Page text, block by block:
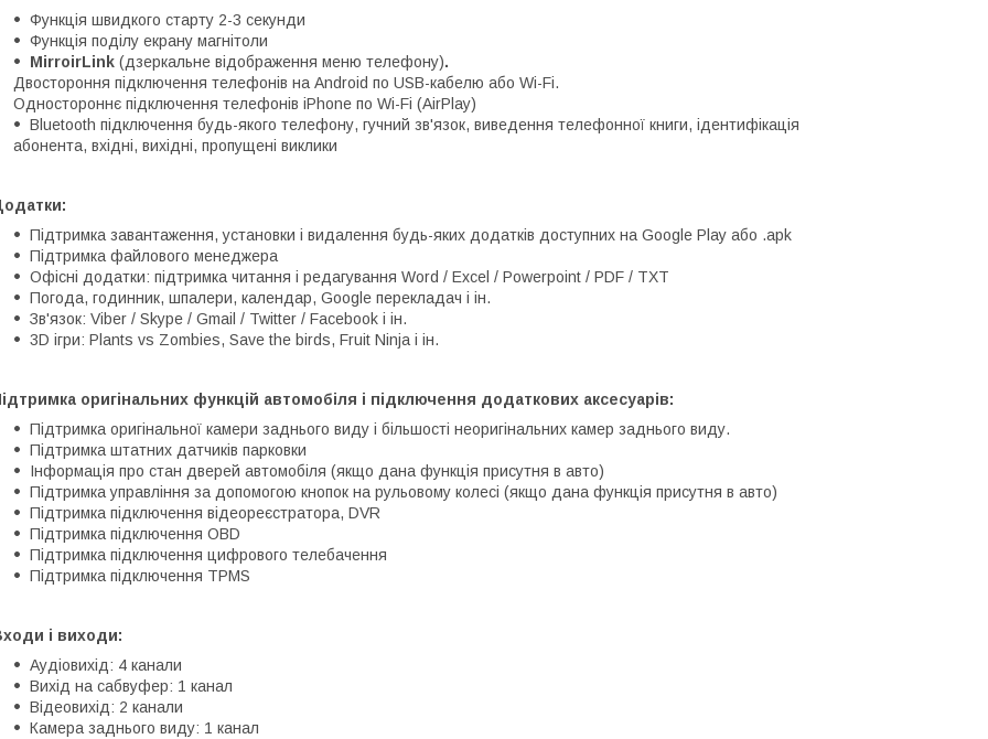
Функція швидкого старту 2-3 секунди
Функція поділу екрану магнітоли
MirroirLink (дзеркальне відображення меню телефону).
Двостороння підключення телефонів на Android по USB-кабелю або Wi-Fi.
Одностороннє підключення телефонів iPhone по Wi-Fi (AirPlay)
Bluetooth підключення будь-якого телефону, гучний зв'язок, виведення телефонної книги, ідентифікація
абонента, вхідні, вихідні, пропущені виклики
Підтримка завантаження, установки і видалення будь-яких додатків доступних на Google Play або .apk
Підтримка файлового менеджера
Офісні додатки: підтримка читання і редагування Word / Excel / Powerpoint / PDF / TXT
Погода, годинник, шпалери, календар, Google перекладач і ін.
Зв'язок: Viber / Skype / Gmail / Twitter / Facebook і ін.
3D ігри: Plants vs Zombies, Save the birds, Fruit Ninja і ін.
оригінальних функцій автомобіля і підключення додаткових аксесуарів:
Підтримка оригінальної камери заднього виду і більшості неоригінальних камер заднього виду.
Підтримка штатних датчиків парковки
Інформація про стан дверей автомобіля (якщо дана функція присутня в авто)
Підтримка управління за допомогою кнопок на рульовому колесі (якщо дана функція присутня в авто)
Підтримка підключення відеореєстратора, DVR
Підтримка підключення OBD
Підтримка підключення цифрового телебачення
Підтримка підключення TPMS
і виходи:
Аудіовихід: 4 канали
Вихід на сабвуфер: 1 канал
Відеовихід: 2 канали
Камера заднього виду: 1 канал